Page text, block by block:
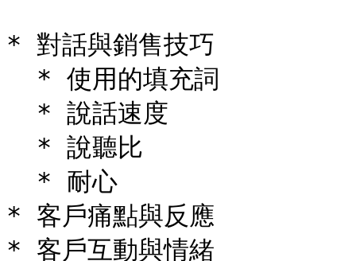
* 對話與銷售技巧
* 客戶痛點與反應
* 客戶互動與情緒